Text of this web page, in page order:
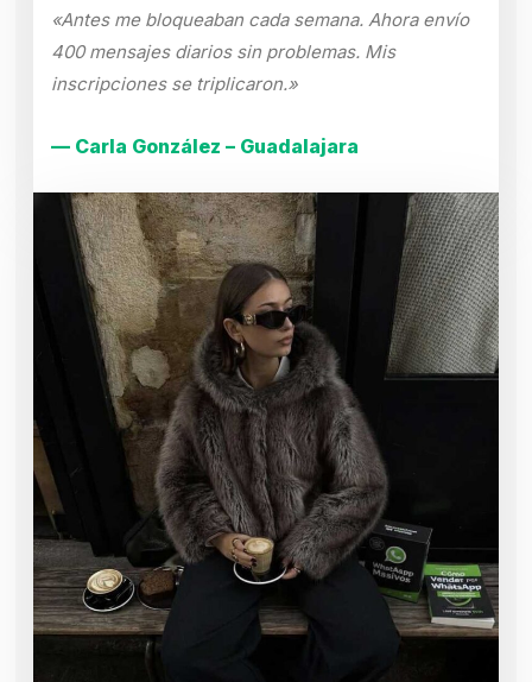
«Antes me bloqueaban cada semana. Ahora envío
400 mensajes diarios sin problemas. Mis
inscripciones se triplicaron.»
— Carla González – Guadalajara